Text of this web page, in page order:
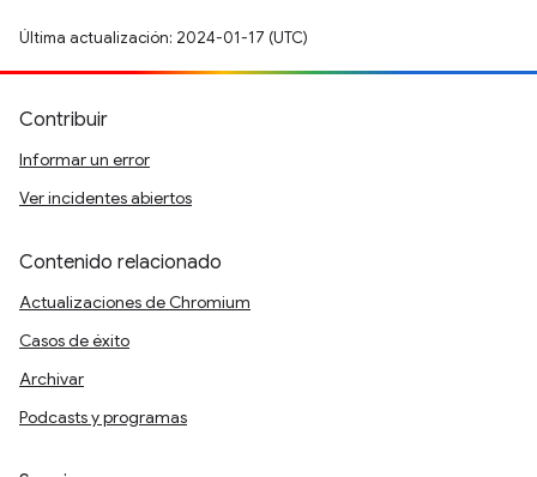
Última actualización: 2024-01-17 (UTC)
Contribuir
Informar un error
Ver incidentes abiertos
Contenido relacionado
Actualizaciones de Chromium
Casos de éxito
Archivar
Podcasts y programas